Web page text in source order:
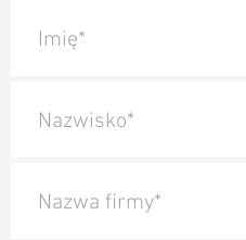
Imię*
Nazwisko*
Nazwa firmy*